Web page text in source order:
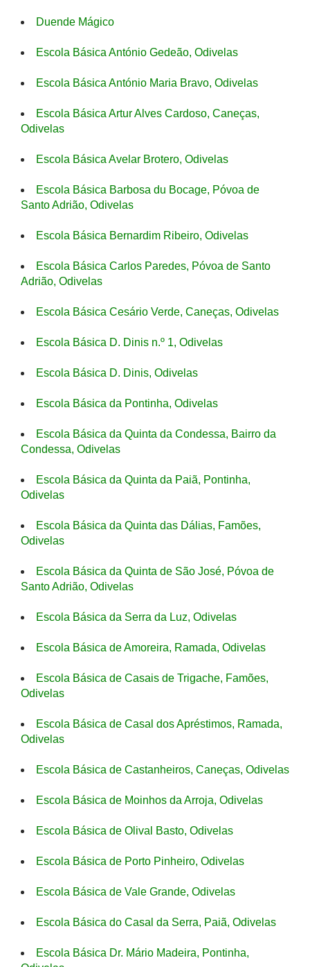
Duende Mágico
Escola Básica António Gedeão, Odivelas
Escola Básica António Maria Bravo, Odivelas
Escola Básica Artur Alves Cardoso, Caneças,
Odivelas
Escola Básica Avelar Brotero, Odivelas
Escola Básica Barbosa du Bocage, Póvoa de
Santo Adrião, Odivelas
Escola Básica Bernardim Ribeiro, Odivelas
Escola Básica Carlos Paredes, Póvoa de Santo
Adrião, Odivelas
Escola Básica Cesário Verde, Caneças, Odivelas
Escola Básica D. Dinis n.º 1, Odivelas
Escola Básica D. Dinis, Odivelas
Escola Básica da Pontinha, Odivelas
Escola Básica da Quinta da Condessa, Bairro da
Condessa, Odivelas
Escola Básica da Quinta da Paiã, Pontinha,
Odivelas
Escola Básica da Quinta das Dálias, Famões,
Odivelas
Escola Básica da Quinta de São José, Póvoa de
Santo Adrião, Odivelas
Escola Básica da Serra da Luz, Odivelas
Escola Básica de Amoreira, Ramada, Odivelas
Escola Básica de Casais de Trigache, Famões,
Odivelas
Escola Básica de Casal dos Apréstimos, Ramada,
Odivelas
Escola Básica de Castanheiros, Caneças, Odivelas
Escola Básica de Moinhos da Arroja, Odivelas
Escola Básica de Olival Basto, Odivelas
Escola Básica de Porto Pinheiro, Odivelas
Escola Básica de Vale Grande, Odivelas
Escola Básica do Casal da Serra, Paiã, Odivelas
Escola Básica Dr. Mário Madeira, Pontinha,